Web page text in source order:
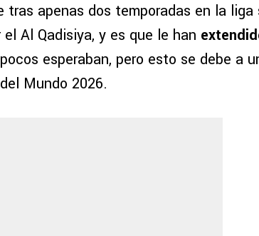
tras apenas dos temporadas en la liga
el Al Qadisiya, y es que le han
esperaban, pero esto se debe a
Mundo 2026.